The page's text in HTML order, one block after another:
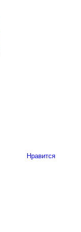
Нравится